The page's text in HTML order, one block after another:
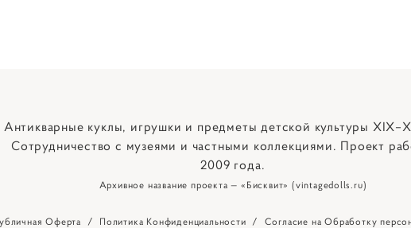
Антикварные куклы, игрушки и предметы детской культуры
Сотрудничество с музеями и частными коллекциями. Проект
2009 года.
Архивное название проекта — «Бисквит» (vintagedolls.ru)
Оферта / Политика Конфиденциальности / Согласие на Обработку